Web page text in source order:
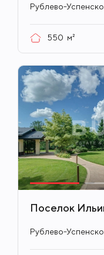
Рублево-
550 м²
Поселок
Рублево-